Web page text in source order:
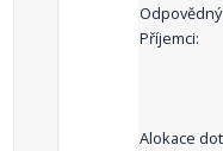
Příjemci:
Alokace